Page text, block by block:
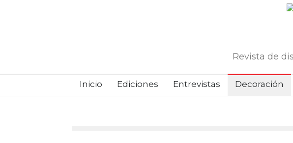
Revista de
Inicio Ediciones Entrevistas Decoración